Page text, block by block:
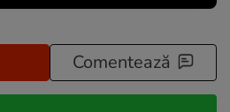
Comentează